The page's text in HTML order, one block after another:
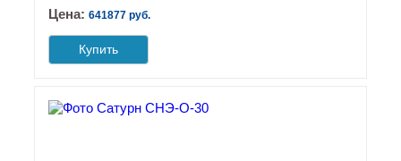
Цена: 641877 руб.
Купить